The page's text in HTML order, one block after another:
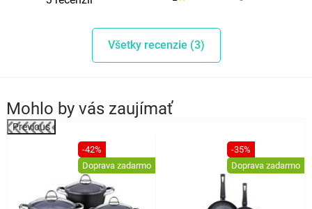
Všetky recenzie (3)
Mohlo by vás zaujímať
Previous
-42%
Doprava zadarmo
-35%
Doprava zadarmo